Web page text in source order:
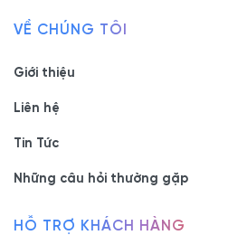
VỀ CHÚNG TÔI
Giới thiệu
Liên hệ
Tin Tức
Những câu hỏi thường gặp
HỖ TRỢ KHÁCH HÀNG